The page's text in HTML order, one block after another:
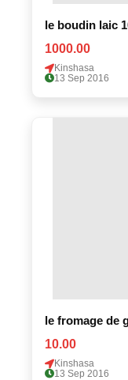
le boudin laic
1000.00
Kinshasa
13 Sep 2016
le fromage de
10.00
Kinshasa
13 Sep 2016